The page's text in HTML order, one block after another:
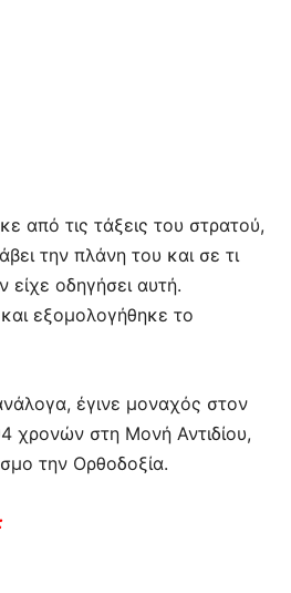
από τις τάξεις του στρατού,
την πλάνη του και σε τι
οδηγήσει αυτή.
εξομολογήθηκε το
έγινε μοναχός στον
χρονών στη Μονή Αντιδίου,
την Ορθοδοξία.